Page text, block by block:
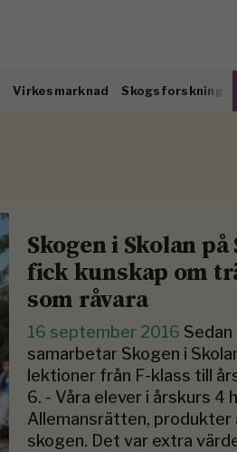
Virkesmarknad Skogsforskning
Skogen i Skolan
fick kunskap om
som råvara
16 september 2016
samarbetar Skogen i
lektioner från F-klass till
6. - Våra elever i årskurs 4
Allemansrätten, produkter
skogen. Det var extra